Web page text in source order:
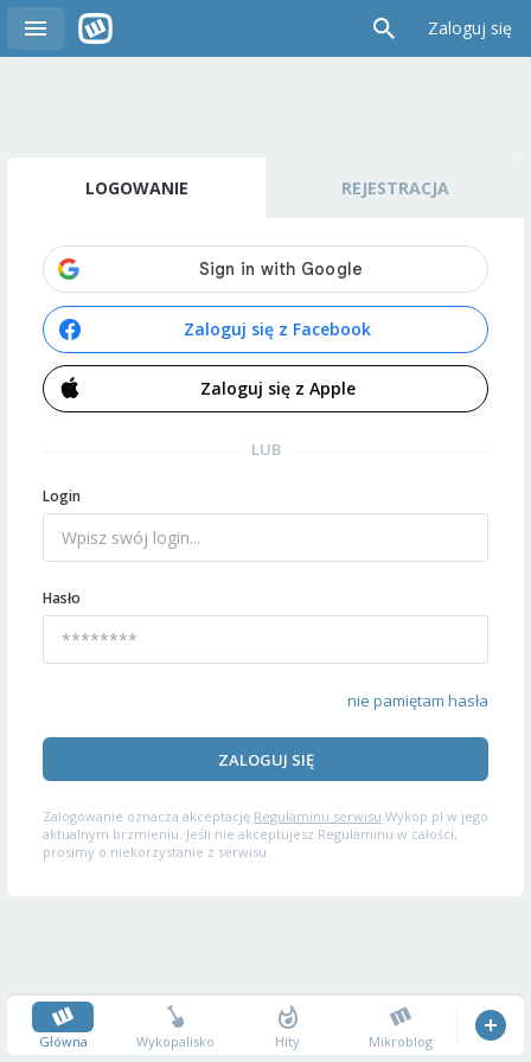
Zaloguj się
LOGOWANIE REJESTRACJA
Zaloguj się z Facebook
Zaloguj się z Apple
LUB
Login
Hasło
nie pamiętam hasła
ZALOGUJ SIĘ
Zalogowanie oznacza akceptację Regulaminu serwisu Wykop.pl w jego
aktualnym brzmieniu. Jeśli nie akceptujesz Regulaminu w całości,
prosimy o niekorzystanie z serwisu.
Główna Wykopalisko Hity Mikroblog